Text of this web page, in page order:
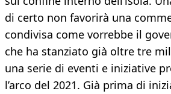
di certo non favorirà una
condivisa come vorrebbe il
che ha stanziato già oltre tre
una serie di eventi e iniziative
l’arco del 2021. Già prima di